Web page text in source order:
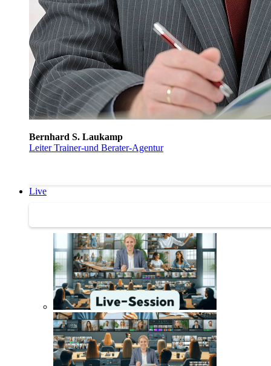
Bernhard S. Laukamp
Leiter Trainer-und Berater-Agentur
Live